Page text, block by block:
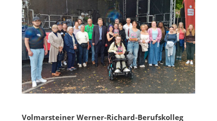
Volmarsteiner Werner-Richard-Berufskolleg